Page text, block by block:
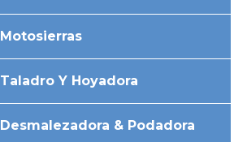
Motosierras
Taladro Y Hoyadora
Desmalezadora & Podadora